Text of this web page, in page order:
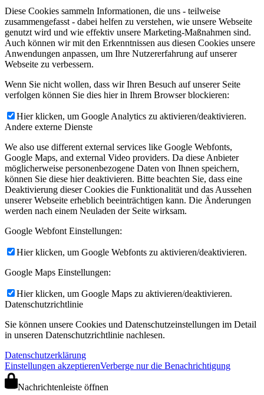
Diese Cookies sammeln Informationen, die uns - teilweise
zusammengefasst - dabei helfen zu verstehen, wie unsere Webseite
genutzt wird und wie effektiv unsere Marketing-Maßnahmen sind.
Auch können wir mit den Erkenntnissen aus diesen Cookies unsere
Anwendungen anpassen, um Ihre Nutzererfahrung auf unserer
Webseite zu verbessern.
Wenn Sie nicht wollen, dass wir Ihren Besuch auf unserer Seite
verfolgen können Sie dies hier in Ihrem Browser blockieren:
Hier klicken, um Google Analytics zu aktivieren/deaktivieren.
Andere externe Dienste
We also use different external services like Google Webfonts,
Google Maps, and external Video providers. Da diese Anbieter
möglicherweise personenbezogene Daten von Ihnen speichern,
können Sie diese hier deaktivieren. Bitte beachten Sie, dass eine
Deaktivierung dieser Cookies die Funktionalität und das Aussehen
unserer Webseite erheblich beeinträchtigen kann. Die Änderungen
werden nach einem Neuladen der Seite wirksam.
Google Webfont Einstellungen:
Hier klicken, um Google Webfonts zu aktivieren/deaktivieren.
Google Maps Einstellungen:
Hier klicken, um Google Maps zu aktivieren/deaktivieren.
Datenschutzrichtlinie
Sie können unsere Cookies und Datenschutzeinstellungen im Detail
in unseren Datenschutzrichtlinie nachlesen.
Datenschutzerklärung
Einstellungen akzeptierenVerberge nur die Benachrichtigung
Nachrichtenleiste öffnen